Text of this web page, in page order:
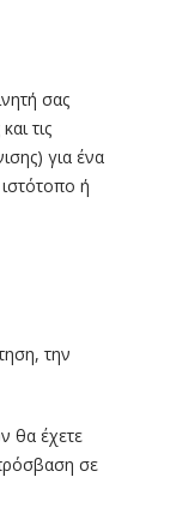
σας
τις
για ένα
ή
την
θα έχετε
σε